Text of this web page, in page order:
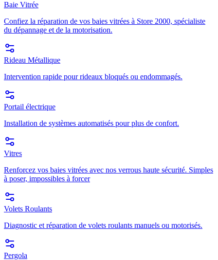
Baie Vitrée
Confiez la réparation de vos baies vitrées à Store 2000, spécialiste
du dépannage et de la motorisation.
Rideau Métallique
Intervention rapide pour rideaux bloqués ou endommagés.
Portail électrique
Installation de systèmes automatisés pour plus de confort.
Vitres
Renforcez vos baies vitrées avec nos verrous haute sécurité. Simples
à poser, impossibles à forcer
Volets Roulants
Diagnostic et réparation de volets roulants manuels ou motorisés.
Pergola